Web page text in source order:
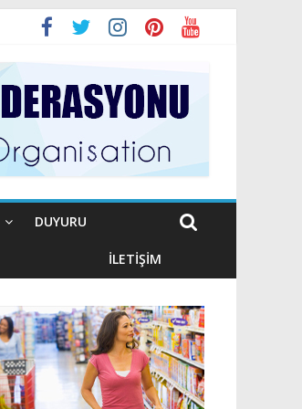
DUYURU
İLETIŞIM